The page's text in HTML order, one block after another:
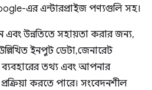
এর এন্টারপ্রাইজ পণ্যগুলি সহ।
উন্নতিতে সহায়তা করার জন্য,
ইনপুট ডেটা, জেনারেট
ব্যবহারের তথ্য এবং আপনার
করতে পারে। সংবেদনশীল